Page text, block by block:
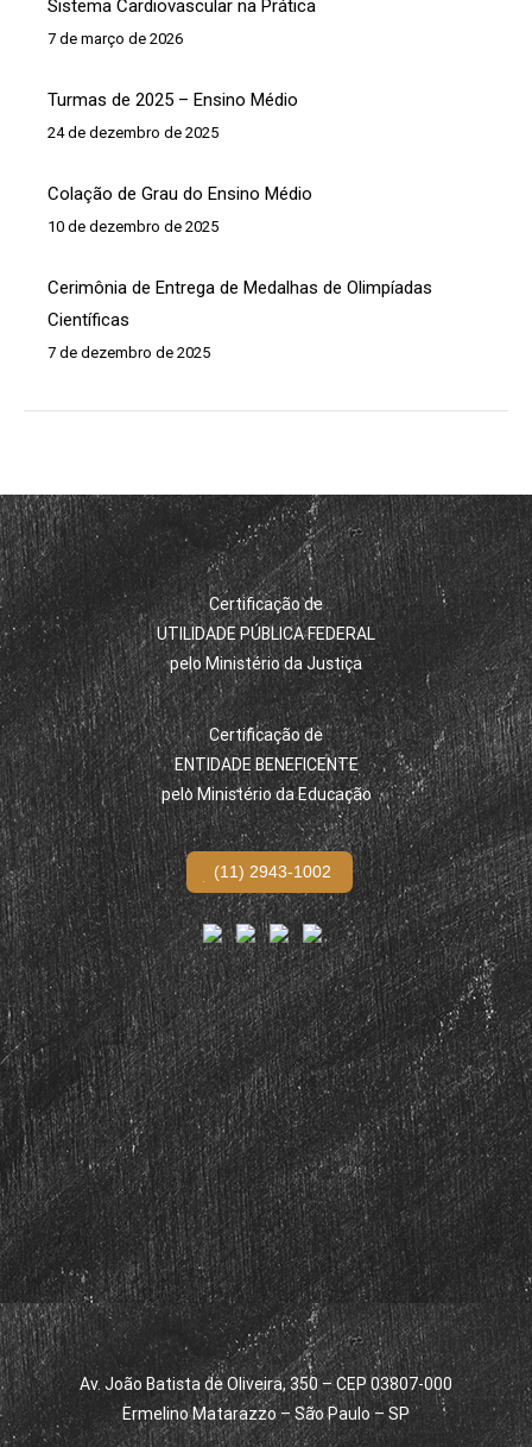
Sistema Cardiovascular na Prática
7 de março de 2026
Turmas de 2025 – Ensino Médio
24 de dezembro de 2025
Colação de Grau do Ensino Médio
10 de dezembro de 2025
Cerimônia de Entrega de Medalhas de Olimpíadas
Científicas
7 de dezembro de 2025
Certificação de
UTILIDADE PÚBLICA FEDERAL
pelo Ministério da Justiça
Certificação de
ENTIDADE BENEFICENTE
pelo Ministério da Educação
(11) 2943-1002
Av. João Batista de Oliveira, 350 – CEP 03807-000
Ermelino Matarazzo – São Paulo – SP